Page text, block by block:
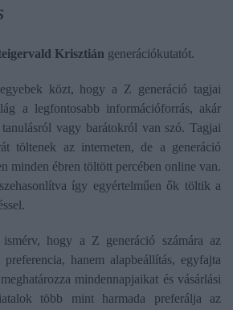
Krisztián generációkutatót.
közt, hogy a Z generáció tagjai
a legfontosabb információforrás, akár
vagy barátokról van szó. Tagjai
töltenek az interneten, de a generáció
minden ébren töltött percében online van.
így egyértelműen ők töltik a
hogy a Z generáció számára az
hanem alapbeállítás, egyfajta
mindennapjaikat és vásárlási
több mint harmada preferálja az